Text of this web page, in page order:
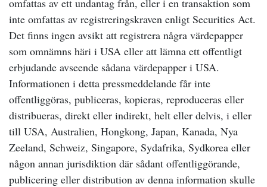
omfattas av ett undantag från, eller i en transaktion som
inte omfattas av registreringskraven enligt Securities Act.
Det finns ingen avsikt att registrera några värdepapper
som omnämns häri i USA eller att lämna ett offentligt
erbjudande avseende sådana värdepapper i USA.
Informationen i detta pressmeddelande får inte
offentliggöras, publiceras, kopieras, reproduceras eller
distribueras, direkt eller indirekt, helt eller delvis, i eller
till USA, Australien, Hongkong, Japan, Kanada, Nya
Zeeland, Schweiz, Singapore, Sydafrika, Sydkorea eller
någon annan jurisdiktion där sådant offentliggörande,
publicering eller distribution av denna information skulle